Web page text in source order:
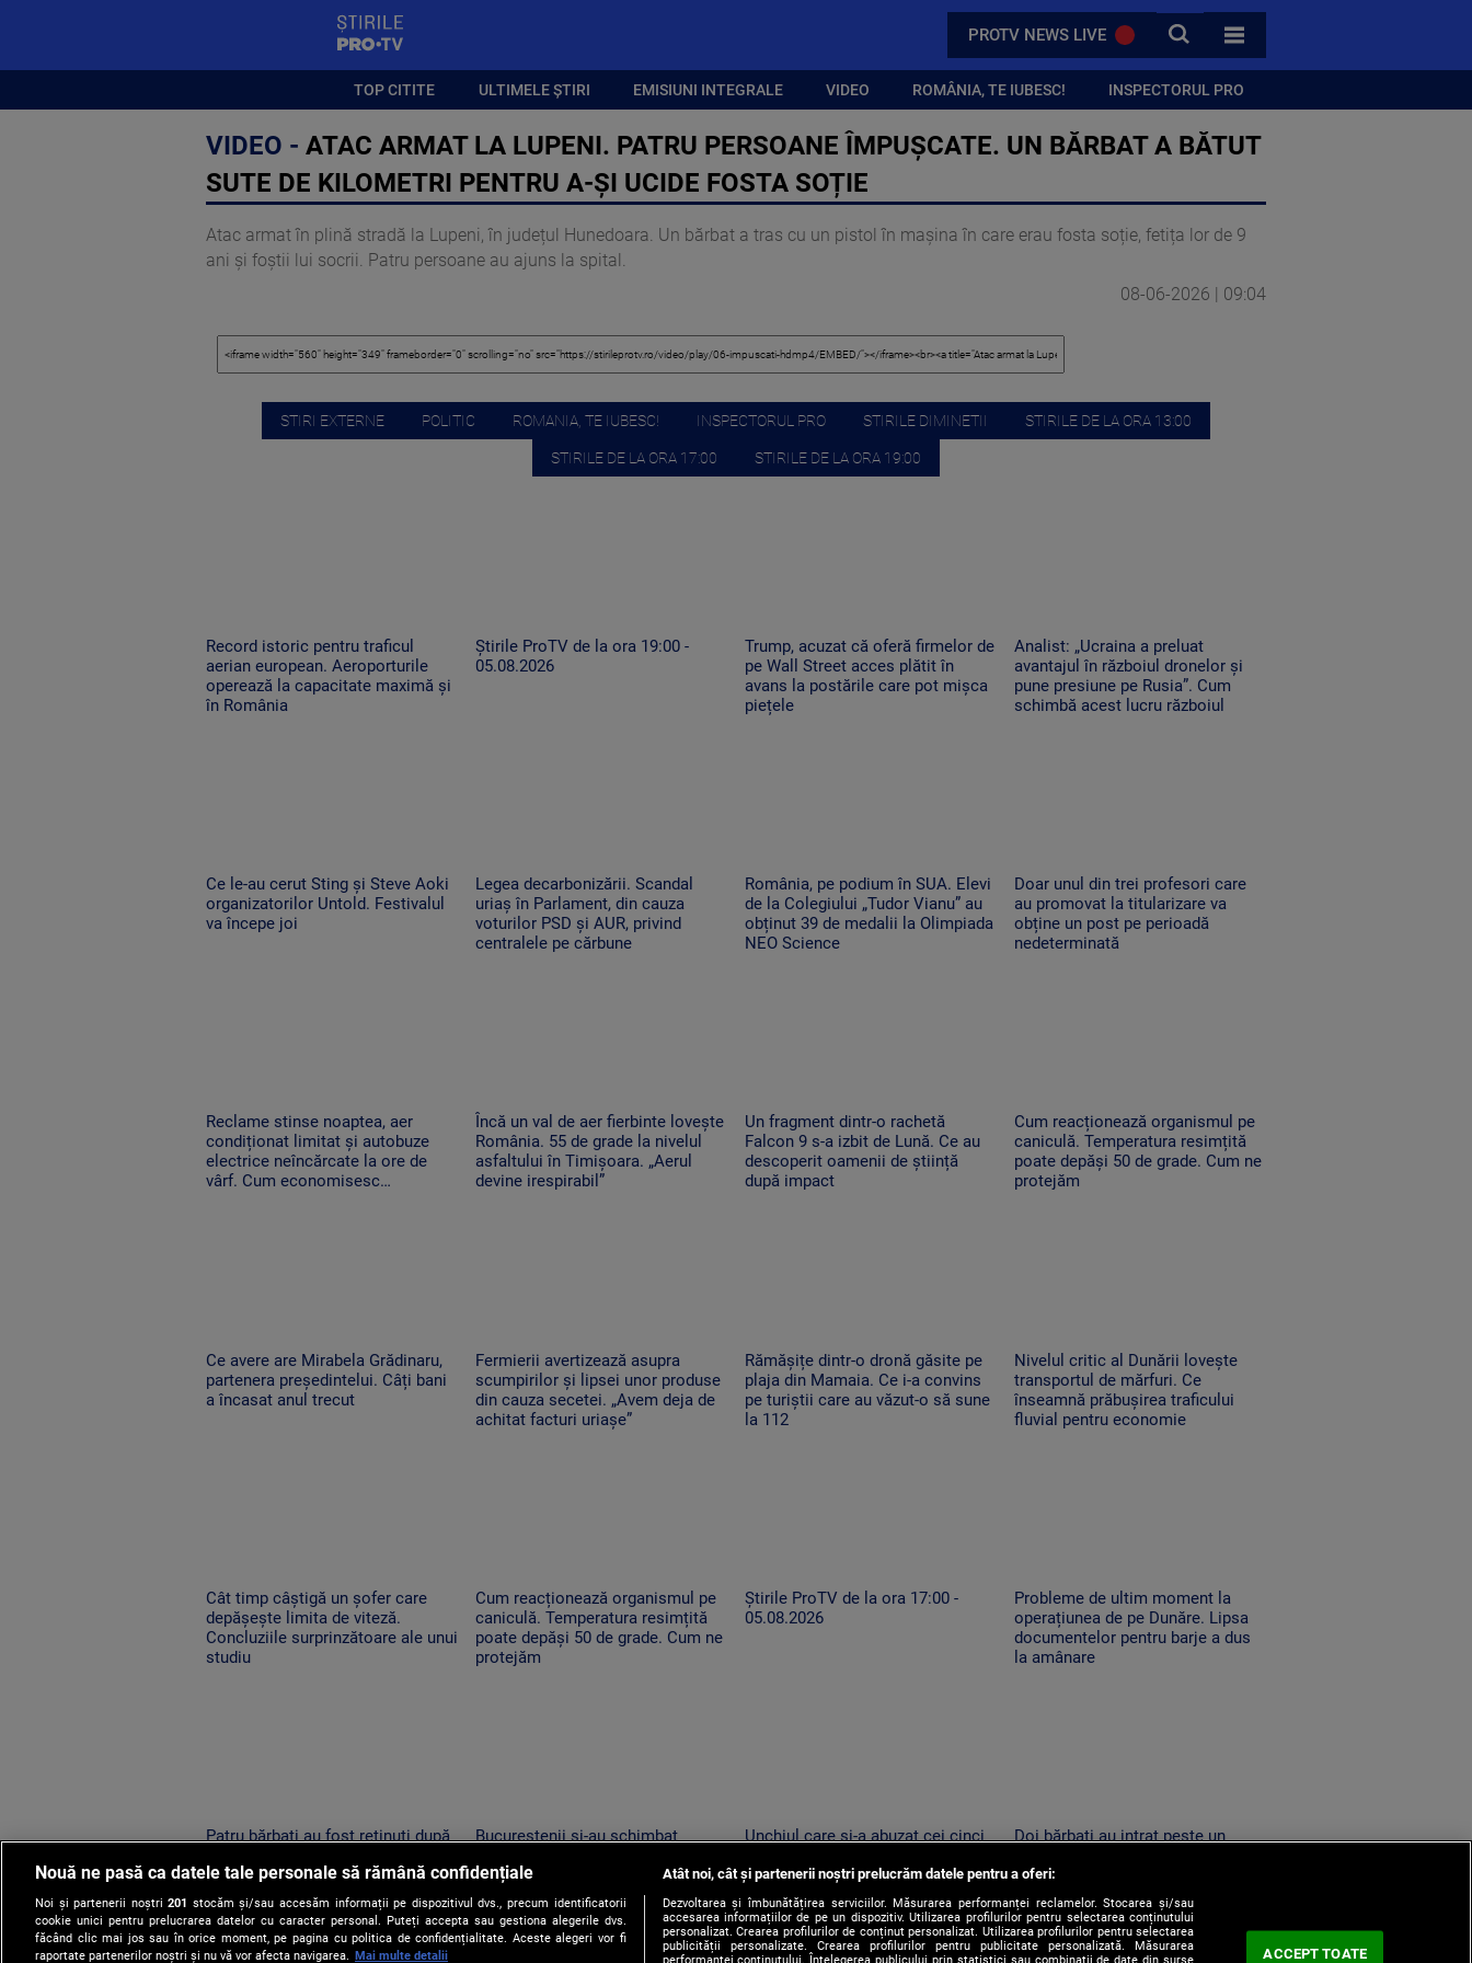
PROTV NEWS LIVE CAUTA
TOATE CATEGORIILE
TOP CITITE ULTIMELE ȘTIRI EMISIUNI INTEGRALE VIDEO ROMÂNIA, TE IUBESC! INSPECTORUL PRO
VIDEO - ATAC ARMAT LA LUPENI. PATRU PERSOANE ÎMPUȘCATE. UN BĂRBAT A BĂTUT
SUTE DE KILOMETRI PENTRU A-ȘI UCIDE FOSTA SOȚIE
Atac armat în plină stradă la Lupeni, în județul Hunedoara. Un bărbat a tras cu un pistol în mașina în care erau fosta soție, fetița lor de 9
ani și foștii lui socrii. Patru persoane au ajuns la spital.
08-06-2026 | 09:04
STIRI EXTERNE POLITIC ROMANIA, TE IUBESC! INSPECTORUL PRO STIRILE DIMINETII STIRILE DE LA ORA 13:00
STIRILE DE LA ORA 17:00 STIRILE DE LA ORA 19:00
Record istoric pentru traficul
aerian european. Aeroporturile
operează la capacitate maximă și
în România
Știrile ProTV de la ora 19:00 -
05.08.2026
Trump, acuzat că oferă firmelor de
pe Wall Street acces plătit în
avans la postările care pot mișca
piețele
Analist: „Ucraina a preluat
avantajul în războiul dronelor și
pune presiune pe Rusia”. Cum
schimbă acest lucru războiul
Ce le-au cerut Sting și Steve Aoki
organizatorilor Untold. Festivalul
va începe joi
Legea decarbonizării. Scandal
uriaș în Parlament, din cauza
voturilor PSD și AUR, privind
centralele pe cărbune
România, pe podium în SUA. Elevi
de la Colegiului „Tudor Vianu” au
obținut 39 de medalii la Olimpiada
NEO Science
Doar unul din trei profesori care
au promovat la titularizare va
obține un post pe perioadă
nedeterminată
Reclame stinse noaptea, aer
condiționat limitat și autobuze
electrice neîncărcate la ore de
vârf. Cum economisesc
Încă un val de aer fierbinte lovește
România. 55 de grade la nivelul
asfaltului în Timișoara. „Aerul
devine irespirabil”
Un fragment dintr-o rachetă
Falcon 9 s-a izbit de Lună. Ce au
descoperit oamenii de știință
după impact
Cum reacționează organismul pe
caniculă. Temperatura resimțită
poate depăși 50 de grade. Cum ne
protejăm
Ce avere are Mirabela Grădinaru,
partenera președintelui. Câți bani
a încasat anul trecut
Fermierii avertizează asupra
scumpirilor și lipsei unor produse
din cauza secetei. „Avem deja de
achitat facturi uriașe”
Rămășițe dintr-o dronă găsite pe
plaja din Mamaia. Ce i-a convins
pe turiștii care au văzut-o să sune
la 112
Nivelul critic al Dunării lovește
transportul de mărfuri. Ce
înseamnă prăbușirea traficului
fluvial pentru economie
Cât timp câștigă un șofer care
depășește limita de viteză.
Concluziile surprinzătoare ale unui
studiu
Cum reacționează organismul pe
caniculă. Temperatura resimțită
poate depăși 50 de grade. Cum ne
protejăm
Știrile ProTV de la ora 17:00 -
05.08.2026
Probleme de ultim moment la
operațiunea de pe Dunăre. Lipsa
documentelor pentru barje a dus
la amânare
Patru bărbați au fost reținuți după
bar din comuna Dofteana.
Conflictul a fost filmat
Bucureștenii și-au schimbat
merg la cumpărături și caută
răcoarea mult-dorită în parcuri
Unchiul care și-a abuzat cei cinci
profitat de poziția de autoritate”
Doi bărbați au intrat peste un
noapte în Horezu. L-au amenințat
cu moartea și l-au jefuit
Nouă ne pasă ca datele tale personale să rămână confidențiale
Noi și partenerii noștri201 stocăm și/sau accesăm informații pe dispozitivul dvs., precum identificatorii
cookie unici pentru prelucrarea datelor cu caracter personal. Puteți accepta sau gestiona alegerile dvs.
făcând clic mai jos sau în orice moment, pe pagina cu politica de confidențialitate. Aceste alegeri vor fi
raportate partenerilor noștri și nu vă vor afecta navigarea.
Mai multe detalii
Atât noi, cât și partenerii noștri prelucrăm datele pentru a oferi:
Dezvoltarea și îmbunătățirea serviciilor. Măsurarea performanței reclamelor. Stocarea și/sau
accesarea informațiilor de pe un dispozitiv. Utilizarea profilurilor pentru selectarea conținutului
personalizat. Crearea profilurilor de conținut personalizat. Utilizarea profilurilor pentru selectarea
publicității personalizate. Crearea profilurilor pentru publicitate personalizată. Măsurarea
ACCEPT TOATE